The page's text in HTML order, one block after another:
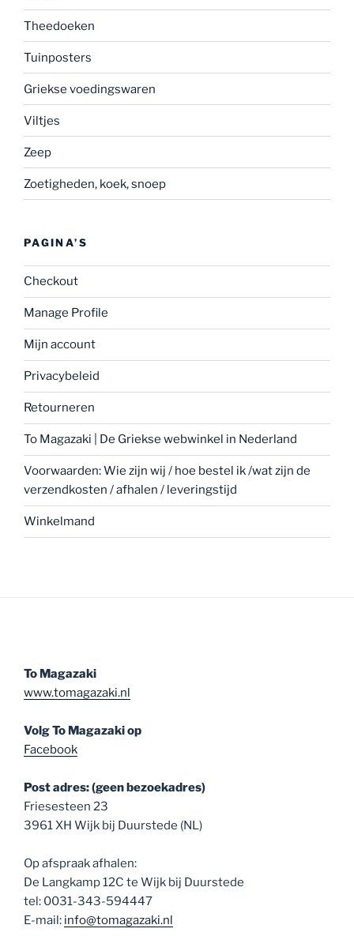
Theedoeken
Tuinposters
Griekse voedingswaren
Viltjes
Zeep
Zoetigheden, koek, snoep
PAGINA’S
Checkout
Manage Profile
Mijn account
Privacybeleid
Retourneren
To Magazaki | De Griekse webwinkel in Nederland
Voorwaarden: Wie zijn wij / hoe bestel ik /wat zijn de
verzendkosten / afhalen / leveringstijd
Winkelmand
To Magazaki
www.tomagazaki.nl
Volg To Magazaki op
Facebook
Post adres: (geen bezoekadres)
Friesesteen 23
3961 XH Wijk bij Duurstede (NL)
Op afspraak afhalen:
De Langkamp 12C te Wijk bij Duurstede
tel: 0031-343-594447
E-mail: info@tomagazaki.nl